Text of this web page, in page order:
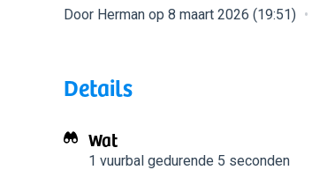
Door Herman op 8 maart 2026 (19:51)
Details
Wat
1 vuurbal gedurende 5 seconden